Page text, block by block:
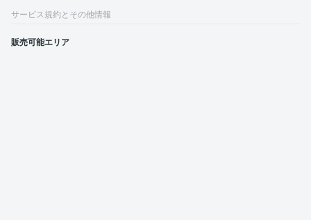
サービス規約とその他情報
販売可能エリア